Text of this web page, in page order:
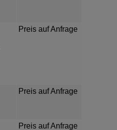
Preis auf Anfrage
Preis auf Anfrage
Preis auf Anfrage